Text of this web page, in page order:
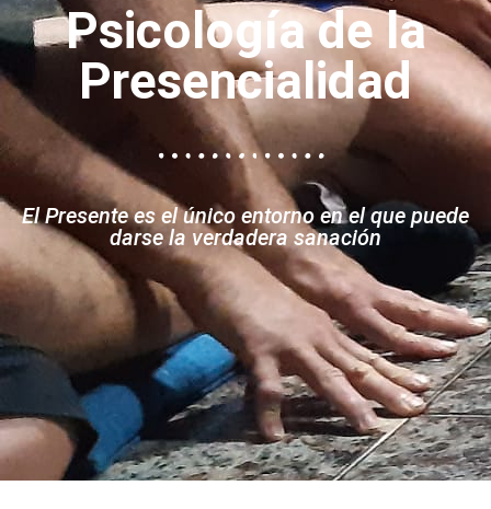
Psicología de la
Presencialidad
El Presente es el único entorno en el que puede
darse la verdadera sanación